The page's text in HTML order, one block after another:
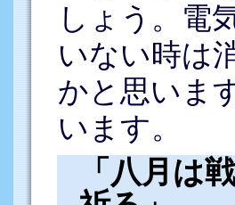
しょう。電
いない時は
かと思いま
います。
「八月は